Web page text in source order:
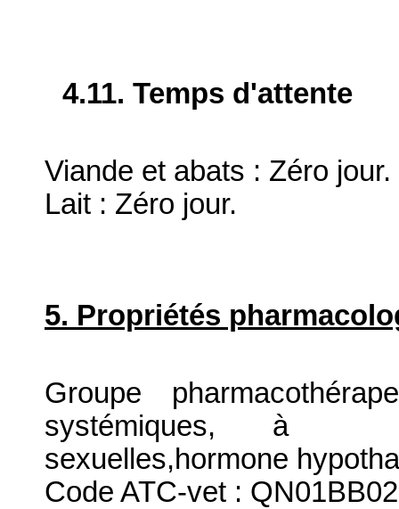
4.11. Temps d'attente
Viande et abats : Zéro jour.
Lait : Zéro jour.
5. Propriétés
Groupe
systémiques, à
sexuelles,hormone
Code ATC-vet :